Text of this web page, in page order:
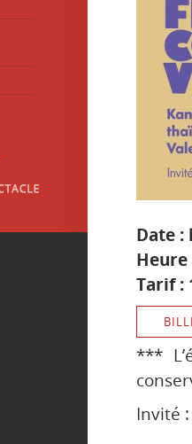
Date :
Heure
Tarif :
***
Invité